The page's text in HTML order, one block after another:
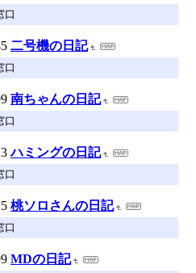
口
二号機の日記
口
南ちゃんの日記
口
ハミングの日記
口
桃ソロさんの日記
口
MDの日記